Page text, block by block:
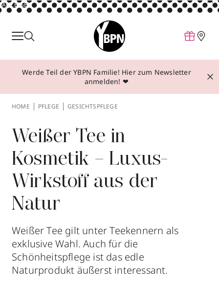
ANZEIGE
Parfum
Make-up
Behandlungen
Über YBPN
Aktionen
Storefinder
Werde Teil der YBPN Familie! Hier zum Newsletter
anmelden! ❤
HOME PFLEGE GESICHTSPFLEGE
Weißer Tee in
Kosmetik – Luxus-
Wirkstoff aus der
Natur
Weißer Tee gilt unter Teekennern als
exklusive Wahl. Auch für die
Schönheitspflege ist das edle
Naturprodukt äußerst interessant.